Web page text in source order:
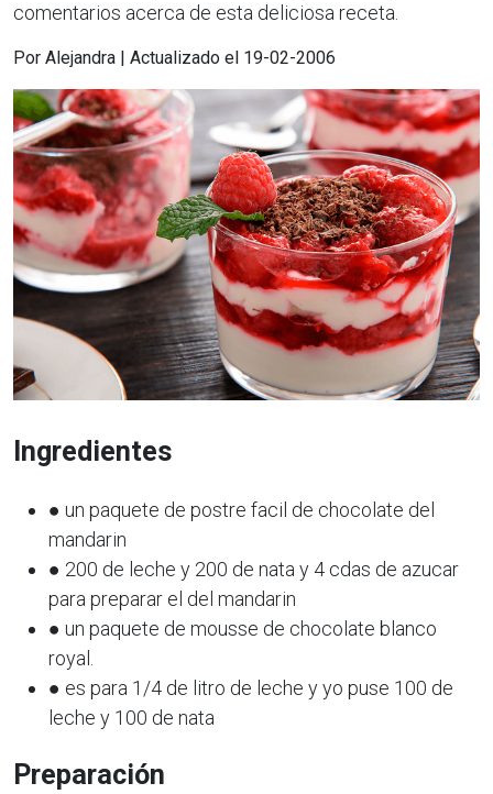
comentarios acerca de esta deliciosa receta.
Por Alejandra | Actualizado el 19-02-2006
Ingredientes
● un paquete de postre facil de chocolate del
mandarin
● 200 de leche y 200 de nata y 4 cdas de azucar
para preparar el del mandarin
● un paquete de mousse de chocolate blanco
royal.
● es para 1/4 de litro de leche y yo puse 100 de
leche y 100 de nata
Preparación